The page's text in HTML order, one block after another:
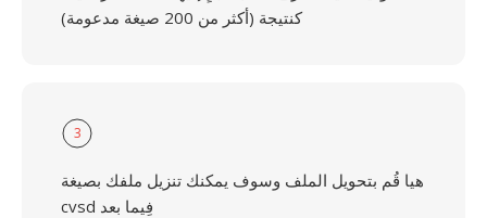
كنتيجة (أكثر من 200 صيغة مدعومة)
3
هيا قُم بتحويل الملف وسوف يمكنك تنزيل ملفك بصيغة
cvsd فِيما بعد